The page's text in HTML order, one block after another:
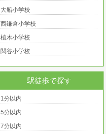
大船小学校
西鎌倉小学校
植木小学校
関谷小学校
駅徒歩で探す
1分以内
5分以内
7分以内